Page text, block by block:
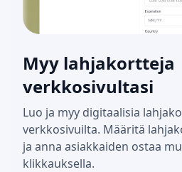
Myy lahjakortteja
verkkosivultasi
Luo ja myy digitaalisia
verkkosivuilta. Määritä
ja anna asiakkaiden ostaa
klikkauksella.